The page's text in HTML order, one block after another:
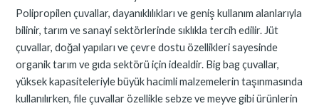
Polipropilen çuvallar, dayanıklılıkları ve geniş kullanım alanlarıyla
bilinir, tarım ve sanayi sektörlerinde sıklıkla tercih edilir. Jüt
çuvallar, doğal yapıları ve çevre dostu özellikleri sayesinde
organik tarım ve gıda sektörü için idealdir. Big bag çuvallar,
yüksek kapasiteleriyle büyük hacimli malzemelerin taşınmasında
kullanılırken, file çuvallar özellikle sebze ve meyve gibi ürünlerin